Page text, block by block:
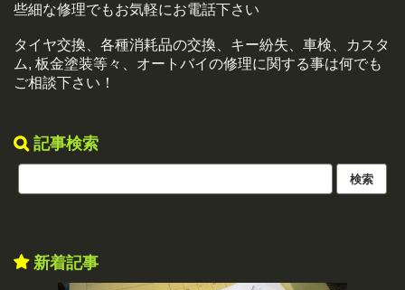
些細な修理でもお気軽にお電話下さい
タイヤ交換、各種消耗品の交換、キー紛失、車検、カスタ
ム, 板金塗装等々、オートバイの修理に関する事は何でも
ご相談下さい！
記事検索
新着記事